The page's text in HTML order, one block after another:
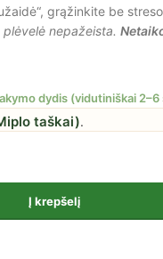
grąžinkite be
nepažeista.
taškai).
Į krepšelį